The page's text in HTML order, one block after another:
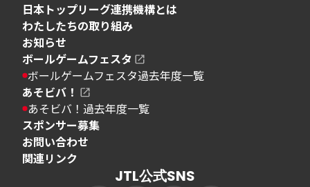
日本トップリーグ連携機構とは
わたしたちの取り組み
お知らせ
ボールゲームフェスタ
ボールゲームフェスタ過去年度一覧
あそビバ！
あそビバ！過去年度一覧
スポンサー募集
お問い合わせ
関連リンク
JTL公式SNS